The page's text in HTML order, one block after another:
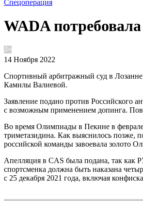
Спецоперация
WADA
14 Ноября 2022
Спортивный арбитражный суд в Лозанне
Камилы Валиевой.
Заявление подано против Российского
с возможным применением допинга.
Во время Олимпиады в Пекине в
триметазидина. Как выяснилось позже,
российской команды завоевала золото
Апелляция в CAS была подана, так
спортсменка должна быть наказана
с 25 декабря 2021 года, включая